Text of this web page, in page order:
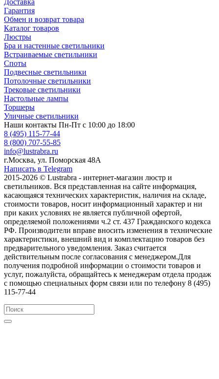
Доставка
Гарантия
Обмен и возврат товара
Каталог товаров
Люстры
Бра и настенные светильники
Встраиваемые светильники
Споты
Подвесные светильники
Потолочные светильники
Трековые светильники
Настольные лампы
Торшеры
Уличные светильники
Наши контакты Пн-Пт с 10:00 до 18:00
8 (495) 115-77-44
8 (800) 707-55-85
info@lustrabra.ru
г.Москва, ул. Поморская 48А
Написать в Telegram
2015-2026 © Lustrabra - интернет-магазин люстр и
светильников. Вся представленная на сайте информация,
касающаяся технических характеристик, наличия на складе,
стоимости товаров, носит информационный характер и ни
при каких условиях не является публичной офертой,
определяемой положениями ч.2 ст. 437 Гражданского кодекса
РФ. Производители вправе вносить изменения в технические
характеристики, внешний вид и комплектацию товаров без
предварительного уведомления. Заказ считается
действительным после согласования с менеджером.Для
получения подробной информации о стоимости товаров и
услуг, пожалуйста, обращайтесь к менеджерам отдела продаж
с помощью специальных форм связи или по телефону 8 (495)
115-77-44